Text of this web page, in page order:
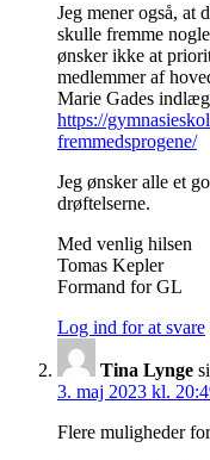
Jeg mener også, at
skulle fremme
ønsker ikke at
medlemmer af
Marie Gades
https://
fremmedsprogene/
Jeg ønsker alle et
drøftelserne.
Med venlig hilsen
Tomas Kepler
Formand for GL
Log ind for at svare
Tina Lynge
3. maj 2023 kl.
Flere muligheder